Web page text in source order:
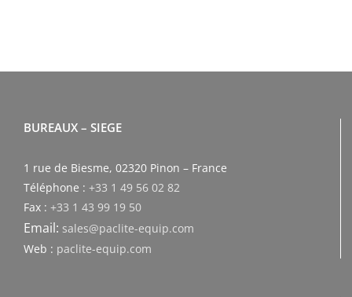
BUREAUX – SIEGE
1 rue de Biesme, 02320 Pinon – France
Téléphone : +33 1 49 56 02 82
Fax : +33 1 43 99 19 50
Email: sales@paclite-equip.com
Web : paclite-equip.com